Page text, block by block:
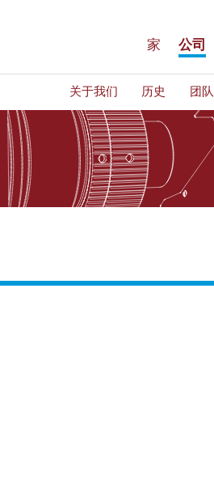
家 公司
关于我们 历史 团队